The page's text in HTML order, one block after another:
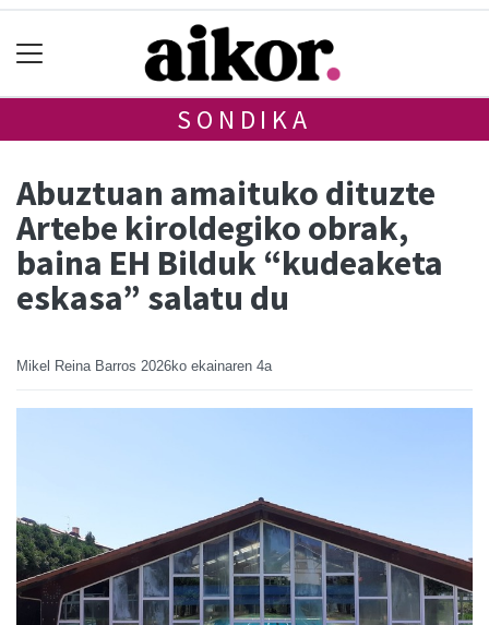
SONDIKA
Abuztuan amaituko dituzte
Artebe kiroldegiko obrak,
baina EH Bilduk “kudeaketa
eskasa” salatu du
Mikel Reina Barros 2026ko ekainaren 4a